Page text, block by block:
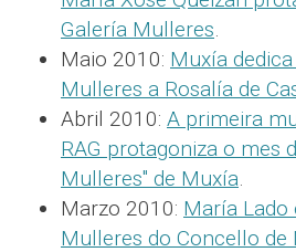
Galería Mulleres.
Maio 2010: Muxía
Mulleres a Rosalía de
Abril 2010: A primeira
RAG protagoniza o mes
Mulleres" de Muxía.
Marzo 2010: María Lado
Mulleres do Concello de